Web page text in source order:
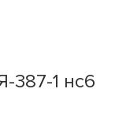
387-1 нс6